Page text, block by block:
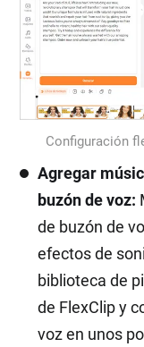
Configuración
Agregar
buzón de voz:
de buzón de
efectos de
biblioteca de
de FlexClip y
voz en unos